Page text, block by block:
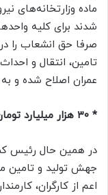
ماده وزارتخانه‌های
شدند برای کلیه
صرفا حق انشعاب را
تامین، انتقال و
عمران اصلاح شده و
* ۳۰ هزار میلیارد تومان تسهیلات مسکن مهر بازپرداخت شد
در همین حال رئیس
جهش تولید و
اعم از کارگران،